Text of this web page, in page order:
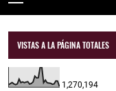
VISTAS A LA PÁGINA TOTALES
1,270,194